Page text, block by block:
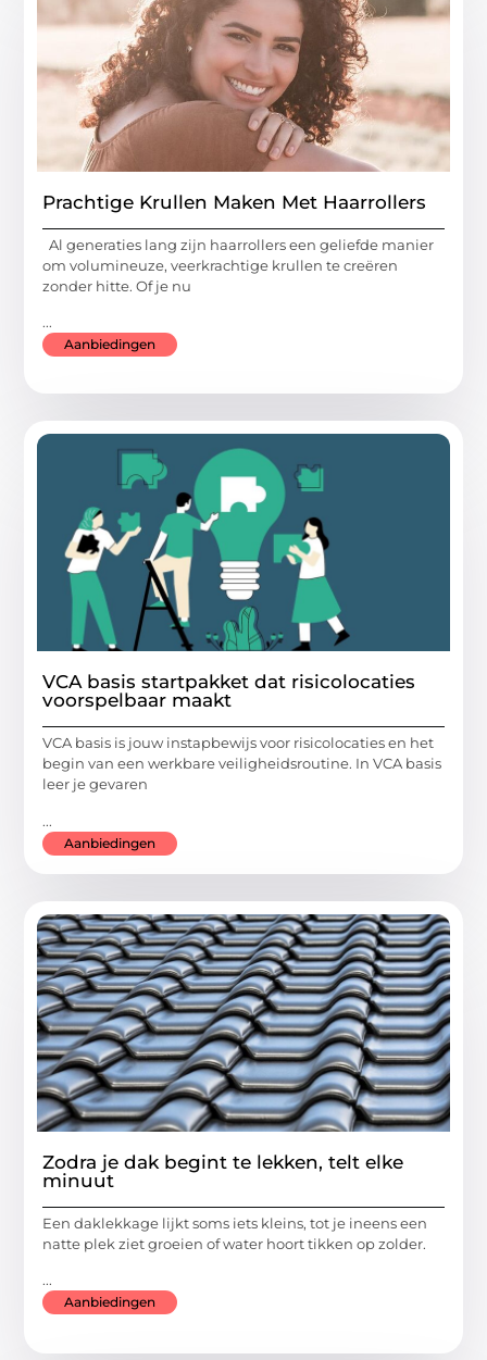
Prachtige Krullen Maken Met Haarrollers
Al generaties lang zijn haarrollers een geliefde manier
om volumineuze, veerkrachtige krullen te creëren
zonder hitte. Of je nu
...
Aanbiedingen
VCA basis startpakket dat risicolocaties
voorspelbaar maakt
VCA basis is jouw instapbewijs voor risicolocaties en het
begin van een werkbare veiligheidsroutine. In VCA basis
leer je gevaren
...
Aanbiedingen
Zodra je dak begint te lekken, telt elke
minuut
Een daklekkage lijkt soms iets kleins, tot je ineens een
natte plek ziet groeien of water hoort tikken op zolder.
...
Aanbiedingen